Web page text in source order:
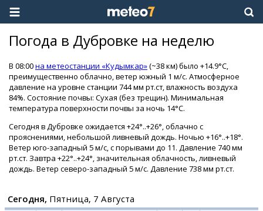
Погода в Дубровке на неделю
В 08:00на метеостанции «Кудымкар»(~38 км) было +14.9°C,
преимущественно облачно, ветер южный 1 м/с. Атмосферное
давление на уровне станции 744 мм рт.ст, влажность воздуха
84%. Состояние почвы: Сухая (без трещин). Минимальная
температура поверхности почвы за ночь 14°C.
Сегодня в Дубровке ожидается +24°..+26°, облачно с
прояснениями, небольшой ливневый дождь. Ночью +16°..+18°.
Ветер юго-западный 5 м/с, с порывами до 11. Давление 740 мм
рт.ст. Завтра +22°..+24°, значительная облачность, ливневый
дождь. Ветер северо-западный 5 м/с. Давление 738 мм рт.ст.
Сегодня, Пятница, 7 Августа